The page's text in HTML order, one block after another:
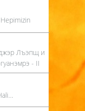
Hepimizin
Лъэпщ и
- II